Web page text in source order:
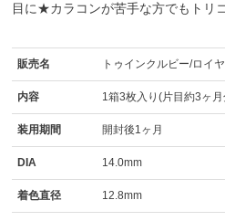
目に★カラコンが苦手な方でもトリ
販売名 トゥインクルビー/ロイ
内容 1箱3枚入り(片目約3ヶ
装用期間 開封後1ヶ月
DIA 14.0mm
着色直径 12.8mm